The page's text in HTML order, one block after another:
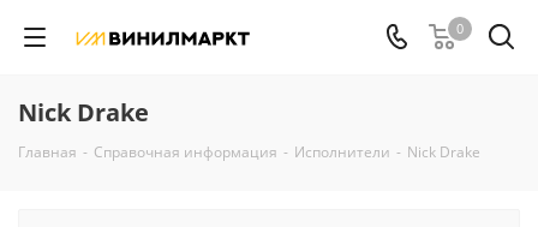
0
Nick Drake
Главная - Справочная информация - Исполнители - Nick Drake